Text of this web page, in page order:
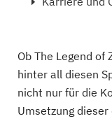
Ob The Legend of
hinter all diesen
nicht nur für die
Umsetzung